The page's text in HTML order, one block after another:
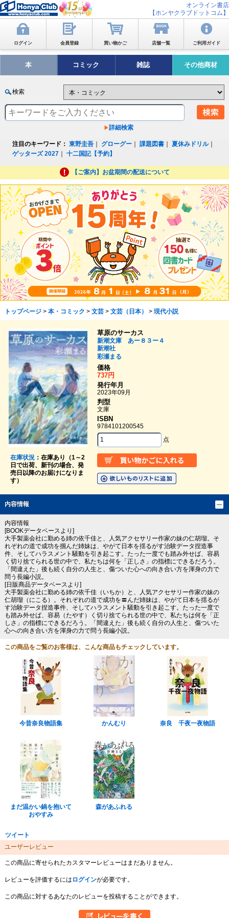
オンライン書店
【ホンヤクラブドットコム】
ログイン 会員登録 買い物かご 店舗一覧 ご利用ガイド
本 コミック 雑誌 その他商材
検索
詳細検索
注目のキーワード： 東野圭吾 グローグー ｜課題図書 ｜夏休みドリル｜
ゲッターズ 2027 ｜十二国記【予約】
【ご案内】お盆期間の配送について
トップページ> 本・コミック > 文芸> 文芸（日本） > 現代小説
在庫状況：在庫あり（1～2
日で出荷、新刊の場合、発
売日以降のお届けになりま
す）
草原のサーカス
新潮文庫 あー８３ー４
新潮社
彩瀬まる
価格
737円
発行年月
2023年09月
判型
文庫
ISBN
9784101200545
点
内容情報
内容情報
[BOOKデータベースより]
大手製薬会社に勤める姉の依千佳と、人気アクセサリー作家の妹の仁胡瑠。そ
れぞれの道で成功を掴んだ姉妹は、やがて日本を揺るがす治験データ捏造事
件、そしてハラスメント騒動を引き起こす。たった一度でも踏み外せば、容易
く切り捨てられる世の中で、私たちは何を「正しさ」の指標にできるだろう。
「間違えた」後も続く自分の人生と、傷ついた心への向き合い方を渾身の力で
問う長編小説。
[日販商品データベースより]
大手製薬会社に勤める姉の依千佳（いちか）と、人気アクセサリー作家の妹の
仁胡瑠（にこる）。それぞれの道で成功を〓んだ姉妹は、やがて日本を揺るが
す治験データ捏造事件、そしてハラスメント騒動を引き起こす。たった一度で
も踏み外せば、容易（たやす）く切り捨てられる世の中で、私たちは何を「正
しさ」の指標にできるだろう。「間違えた」後も続く自分の人生と、傷ついた
心への向き合い方を渾身の力で問う長編小説。
この商品をご覧のお客様は、こんな商品もチェックしています。
今昔奈良物語集 かんむり 奈良 千夜一夜物語
まだ温かい鍋を抱いて
おやすみ
森があふれる
ツイート
ユーザーレビュー
この商品に寄せられたカスタマーレビューはまだありません。
レビューを評価するには ログインが必要です。
この商品に対するあなたのレビューを投稿することができます。